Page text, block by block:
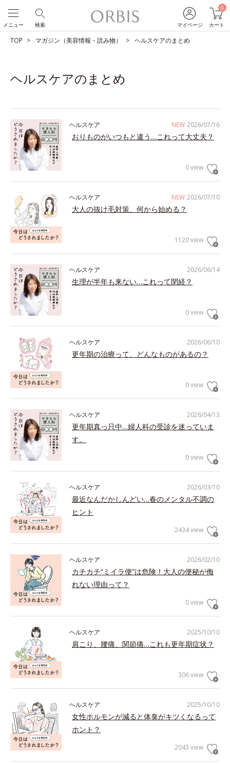
マイページ
0
カート
検索
メニュー
TOP マガジン（美容情報・読み物） ヘルスケアのまとめ
ヘルスケアのまとめ
NEW 2026/07/16
ヘルスケア
おりものがいつもと違う…これって大丈夫？
0 view
NEW 2026/07/10
ヘルスケア
大人の抜け毛対策、何から始める？
1120 view
2026/06/14
ヘルスケア
生理が半年も来ない…これって閉経？
0 view
2026/06/10
ヘルスケア
更年期の治療って、どんなものがあるの？
0 view
2026/04/13
ヘルスケア
更年期真っ只中…婦人科の受診を迷っていま
す。
0 view
2026/03/10
ヘルスケア
最近なんだかしんどい…春のメンタル不調の
ヒント
2434 view
2026/02/10
ヘルスケア
カチカチ“ミイラ便”は危険！大人の便秘が侮
れない理由って？
0 view
2025/10/10
ヘルスケア
肩こり、腰痛、関節痛…これも更年期症状？
306 view
2025/10/10
ヘルスケア
女性ホルモンが減ると体臭がキツくなるって
ホント？
2043 view